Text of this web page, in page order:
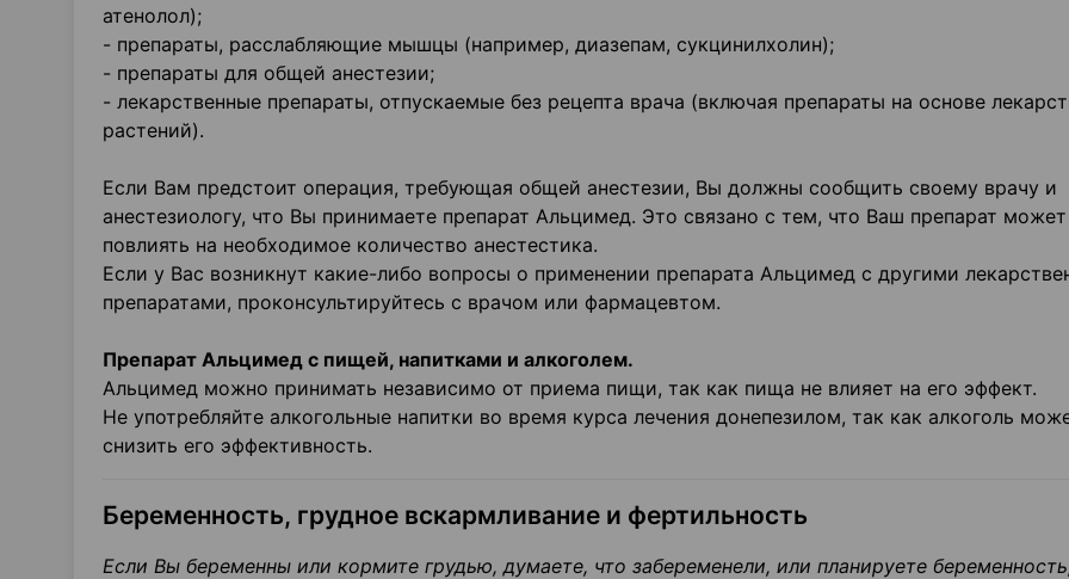
атенолол);
- препараты, расслабляющие мышцы (например, диазепам, сукцинилхолин);
- препараты для общей анестезии;
- лекарственные препараты, отпускаемые без рецепта врача (включая препараты на основе
растений).
Если Вам предстоит операция, требующая общей анестезии, Вы должны сообщить своему врачу и
анестезиологу, что Вы принимаете препарат Альцимед. Это связано с тем, что Ваш препарат может
повлиять на необходимое количество анестестика.
Если у Вас возникнут какие-либо вопросы о применении препарата Альцимед с другими
препаратами, проконсультируйтесь с врачом или фармацевтом.
Препарат Альцимед с пищей, напитками и алкоголем.
Альцимед можно принимать независимо от приема пищи, так как пища не влияет на его эффект.
Не употребляйте алкогольные напитки во время курса лечения донепезилом, так как алкоголь
снизить его эффективность.
Беременность, грудное вскармливание и фертильность
Если Вы беременны или кормите грудью, думаете, что забеременели, или планируете